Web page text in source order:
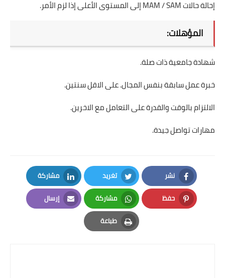
إحالة حالات MAM / SAM إلى المستوى الأعلى إذا لزم الأمر.
المؤهلات:
شهادة جامعية ذات صلة.
خبرة عمل سابقة بنفس المجال. على الاقل سنتين.
الالتزام بالوقت والقدرة على التعامل مع الاخرين.
مهارات تواصل جيدة.
نشر
Facebook
تغريد
Twitter
مشاركة
LinkedIn
حفظ
Pinterest
مشاركة
Whatsapp
إرسال
Email
طباعة
Print